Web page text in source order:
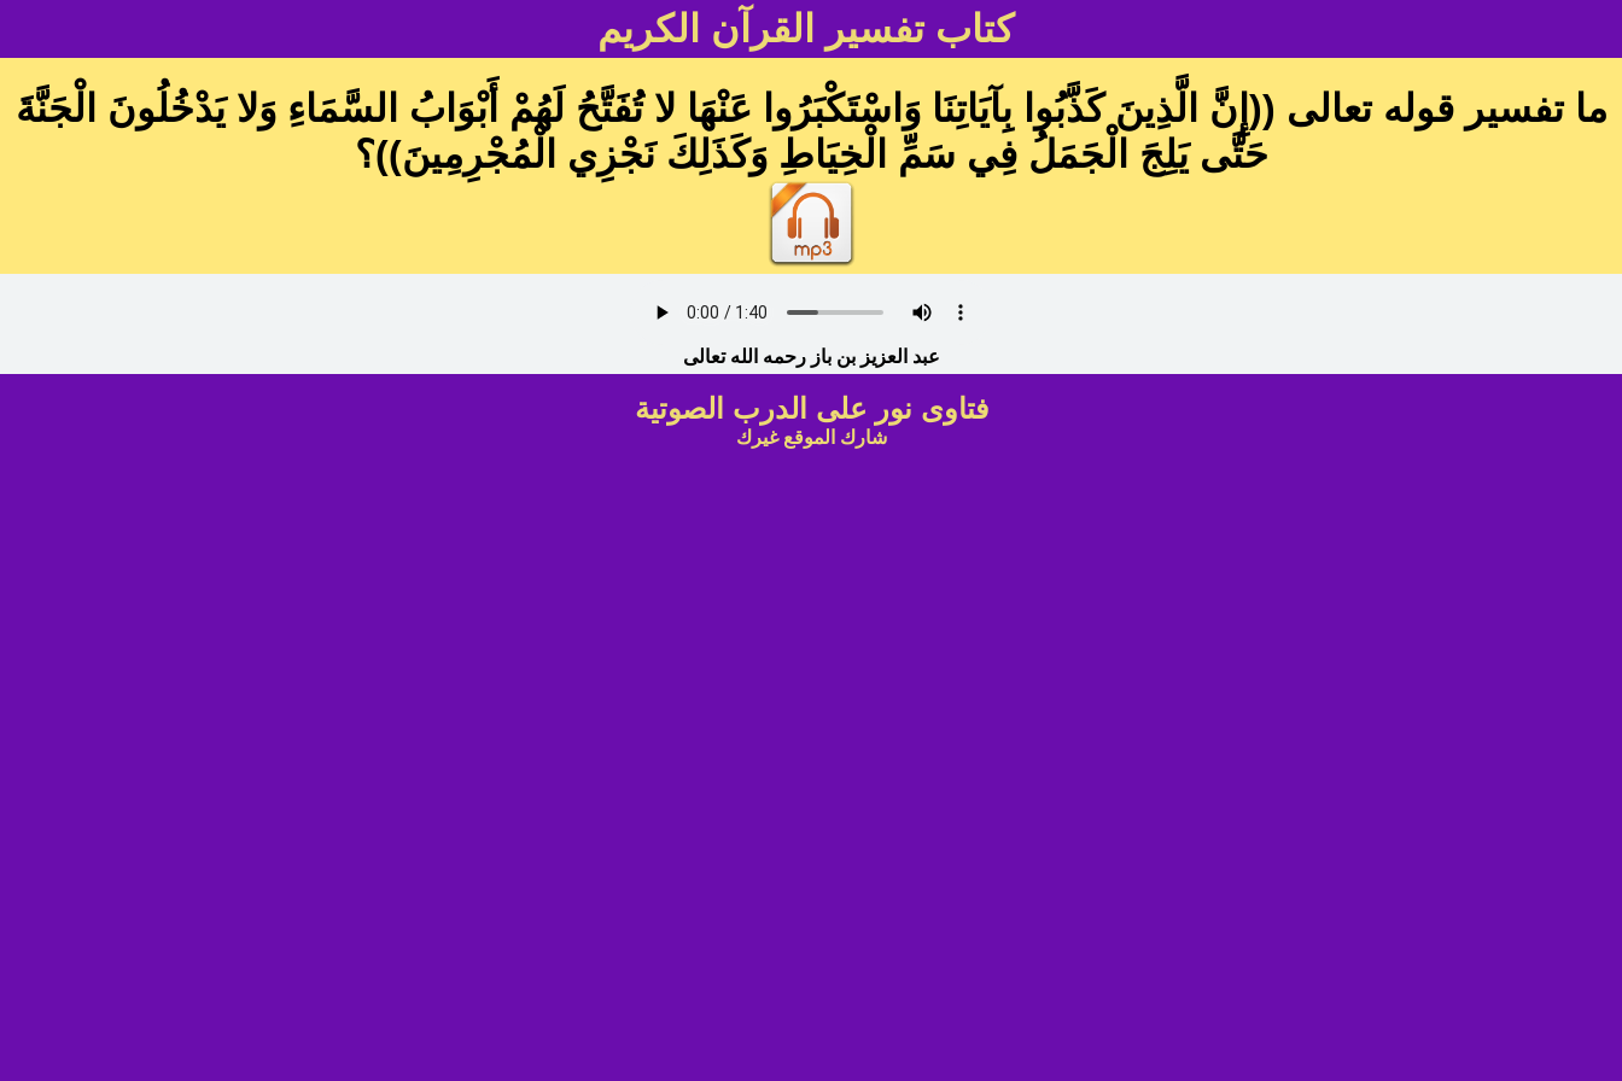
كتاب تفسير القرآن الكريم
ما تفسير قوله تعالى ((إِنَّ الَّذِينَ كَذَّبُوا بِآيَاتِنَا وَاسْتَكْبَرُوا عَنْهَا لا تُفَتَّحُ لَهُمْ أَبْوَابُ السَّمَاءِ وَلا يَدْخُلُونَ الْجَنَّةَ
حَتَّى يَلِجَ الْجَمَلُ فِي سَمِّ الْخِيَاطِ وَكَذَلِكَ نَجْزِي الْمُجْرِمِينَ))؟
عبد العزيز بن باز رحمه الله تعالى
فتاوى نور على الدرب الصوتية
شارك الموقع غيرك